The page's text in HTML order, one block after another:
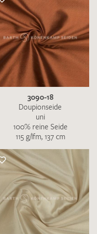
3090-18
Doupionseide
uni
100% reine Seide
115 g/lfm, 137 cm